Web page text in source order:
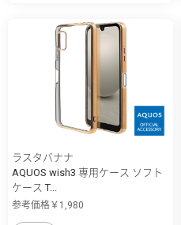
ラスタバナナ
AQUOS wish3 専用ケース ソフト
ケース T...
参考価格￥1,980